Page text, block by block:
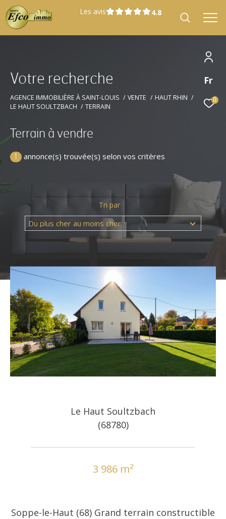
Fr
0
Les avis
Votre recherche
AGENCE IMMOBILIÈRE À SAINT-LOUIS VENTE
HAUT RHIN
LE HAUT SOULTZBACH
TERRAIN
Terrain à vendre
annonce(s) trouvée(s) selon vos critères
Tri par
Du plus cher au moins cher
Le Haut Soultzbach
(68780)
3 986 m²
Soppe-le-Haut (68) Grand terrain constructible
Effectuer une recherche
et trouver le bien qui correspond à vos
critères
Type
Localisation
Référence
TERRASSE PARKING